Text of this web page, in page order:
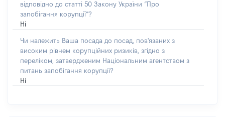
відповідно до статті 50 Закону України “Про
запобігання корупції”?
Ні
Чи належить Ваша посада до посад, пов'язаних з
високим рівнем корупційних ризиків, згідно з
переліком, затвердженим Національним агентством з
питань запобігання корупції?
Ні